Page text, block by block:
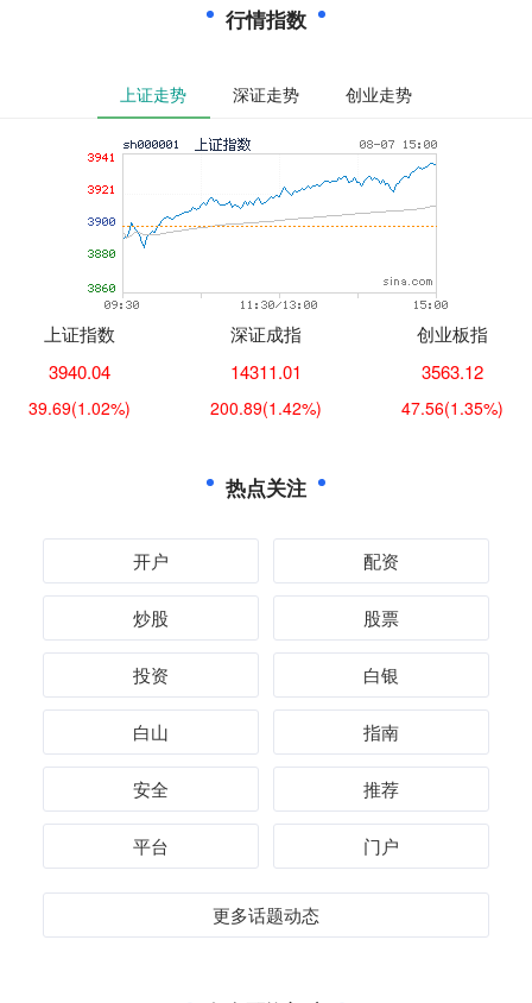
行情指数
上证走势 深证走势 创业走势
上证指数
3940.04
39.69(1.02%)
深证成指
14311.01
200.89(1.42%)
创业板指
3563.12
47.56(1.35%)
热点关注
开户 配资
炒股 股票
投资 白银
白山 指南
安全 推荐
平台 门户
更多话题动态